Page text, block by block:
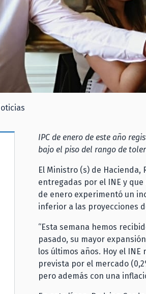
IPC de enero de este año
bajo el piso del rango de
El Ministro (s) de Hacienda,
entregadas por el INE y
de enero experimentó un
inferior a las proyecciones
“Esta semana hemos
pasado, su mayor
los últimos años. Hoy el
prevista por el mercado
pero además con una